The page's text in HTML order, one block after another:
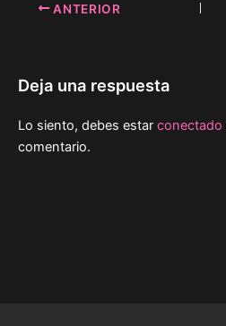
ANTERIOR
Deja una respuesta
Lo siento, debes estar conectado
comentario.